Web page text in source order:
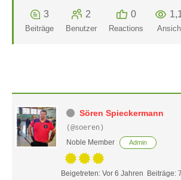
3
Beiträge
2
Benutzer
0
Reactions
Sören Spieckermann
(@soeren)
Noble Member
Admin
Beigetreten: Vor 6 Jahren Beiträge: